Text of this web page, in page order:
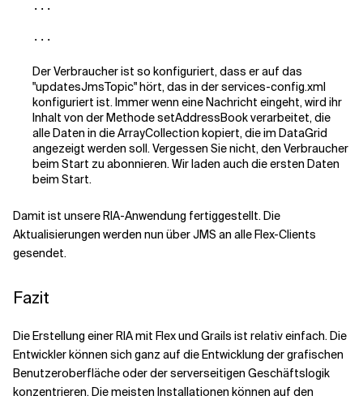
...
...
Der Verbraucher ist so konfiguriert, dass er auf das
"updatesJmsTopic" hört, das in der services-config.xml
konfiguriert ist. Immer wenn eine Nachricht eingeht, wird ihr
Inhalt von der Methode setAddressBook verarbeitet, die
alle Daten in die ArrayCollection kopiert, die im DataGrid
angezeigt werden soll. Vergessen Sie nicht, den Verbraucher
beim Start zu abonnieren. Wir laden auch die ersten Daten
beim Start.
Damit ist unsere RIA-Anwendung fertiggestellt. Die
Aktualisierungen werden nun über JMS an alle Flex-Clients
gesendet.
Fazit
Die Erstellung einer RIA mit Flex und Grails ist relativ einfach. Die
Entwickler können sich ganz auf die Entwicklung der grafischen
Benutzeroberfläche oder der serverseitigen Geschäftslogik
konzentrieren. Die meisten Installationen können auf den